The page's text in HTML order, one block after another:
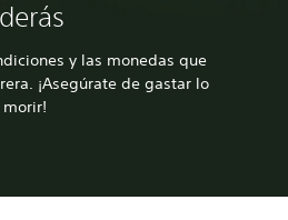
y las monedas que
¡Asegúrate de gastar lo